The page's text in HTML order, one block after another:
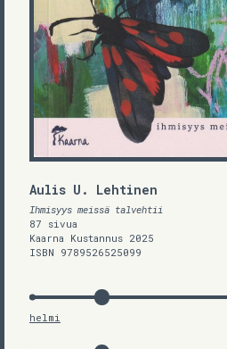
Aulis U. Lehtinen
Ihmisyys meissä talvehtii
87 sivua
Kaarna Kustannus 2025
ISBN 9789526525099
helmi